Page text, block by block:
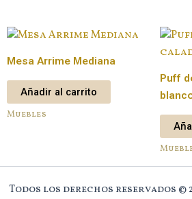
Mesa Arrime Mediana
Añadir al carrito
Muebles
Puff
Todos los derechos reservados ©